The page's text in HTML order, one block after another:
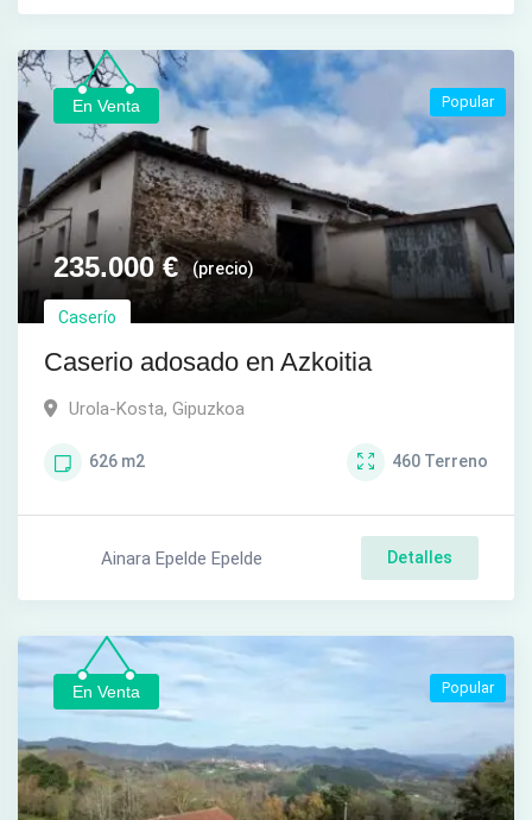
En Venta
235.000€ (precio)
Caserío
Caserio adosado en Azkoitia
Popular
Urola-Kosta, Gipuzkoa
626 m2 460 Terreno
Ainara Epelde Epelde Detalles
En Venta Popular